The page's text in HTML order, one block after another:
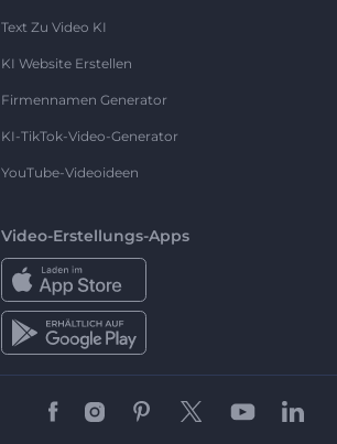
Text Zu Video KI
KI Website Erstellen
Firmennamen Generator
KI-TikTok-Video-Generator
YouTube-Videoideen
Video-Erstellungs-Apps